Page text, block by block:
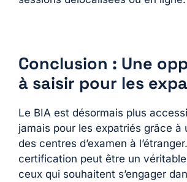
Conclusion : Une
à saisir pour les
Le BIA est désormais plus
jamais pour les expatriés grâce à
des centres d’examen à
certification peut être un
ceux qui souhaitent s’engager